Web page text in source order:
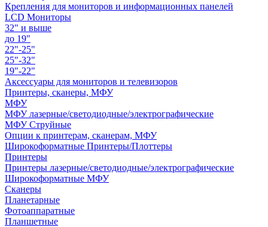
Крепления для мониторов и информационных панелей
LCD Мониторы
32" и выше
до 19"
22"-25"
25"-32"
19"-22"
Аксессуары для мониторов и телевизоров
Принтеры, сканеры, МФУ
МФУ
МФУ лазерные/светодиодные/электрографические
МФУ Струйные
Опции к принтерам, сканерам, МФУ
Широкоформатные Принтеры/Плоттеры
Принтеры
Принтеры лазерные/светодиодные/электрографические
Широкоформатные МФУ
Сканеры
Планетарные
Фотоаппаратные
Планшетные